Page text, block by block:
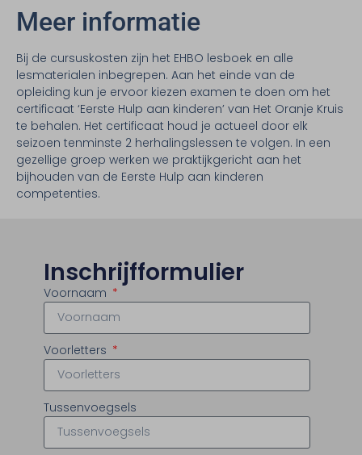
Meer informatie
Bij de cursuskosten zijn het EHBO lesboek en alle
lesmaterialen inbegrepen. Aan het einde van de
opleiding kun je ervoor kiezen examen te doen om het
certificaat ‘Eerste Hulp aan kinderen’ van Het Oranje Kruis
te behalen. Het certificaat houd je actueel door elk
seizoen tenminste 2 herhalingslessen te volgen. In een
gezellige groep werken we praktijkgericht aan het
bijhouden van de Eerste Hulp aan kinderen
competenties.
Inschrijfformulier
Voornaam
Voorletters
Tussenvoegsels